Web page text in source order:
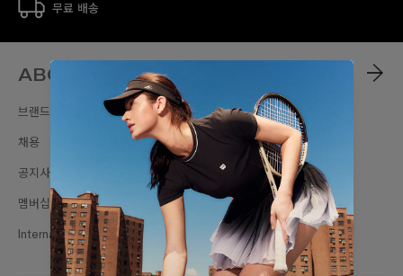
무료 배송
ABOUT
브랜드스토리
채용
공지사항
멤버십
International Sites